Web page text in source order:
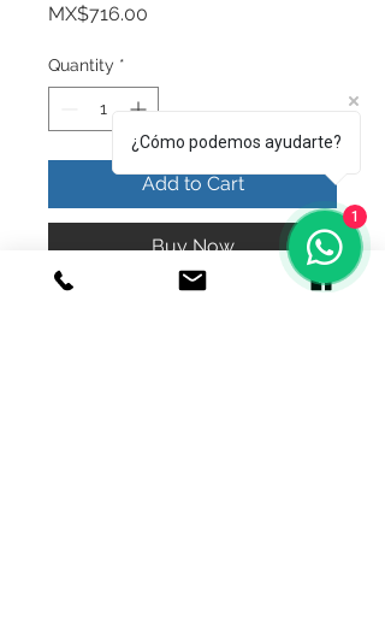
MX$716.00
Quantity *
Add to Cart
Buy Now
¿Cómo podemos ayudarte?
1